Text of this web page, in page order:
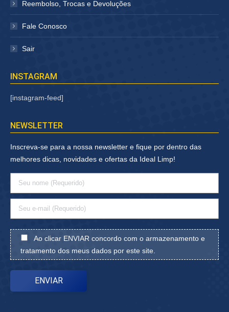
Reembolso, Trocas e Devoluções
Fale Conosco
Sair
INSTAGRAM
[instagram-feed]
NEWSLETTER
Inscreva-se para a nossa newsletter e fique por dentro das
melhores dicas, novidades e ofertas da Ideal Limp!
Ao clicar ENVIAR concordo com o armazenamento e
tratamento dos meus dados por este site.